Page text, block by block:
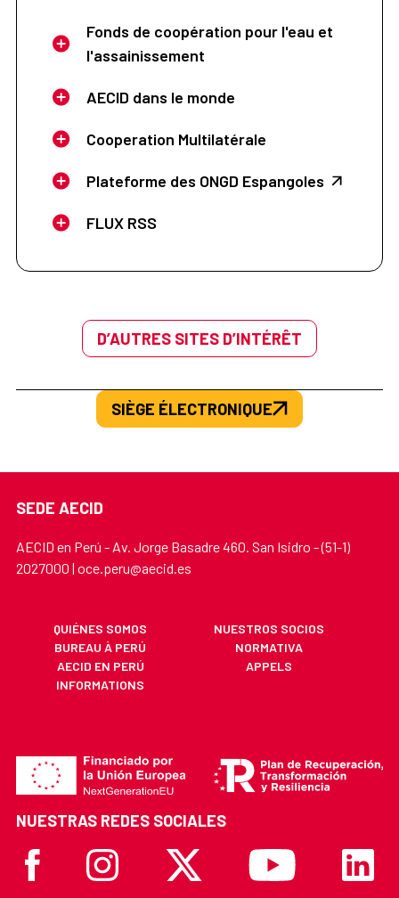
Fonds de coopération pour l'eau et
l'assainissement
AECID dans le monde
Cooperation Multilatérale
Plateforme des ONGD Espangoles
FLUX RSS
D’AUTRES SITES D’INTÉRÊT
SIÈGE ÉLECTRONIQUE
SEDE AECID
AECID en Perú - Av. Jorge Basadre 460. San Isidro - (51-1)
2027000 | oce.peru@aecid.es
QUIÉNES SOMOS
NUESTROS SOCIOS
BUREAU À PERÚ
NORMATIVA
AECID EN PERÚ
APPELS
INFORMATIONS
NUESTRAS REDES SOCIALES
FacebookInstagram X Youtube Linkedin